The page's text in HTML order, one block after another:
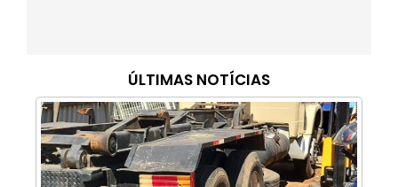
ÚLTIMAS NOTÍCIAS